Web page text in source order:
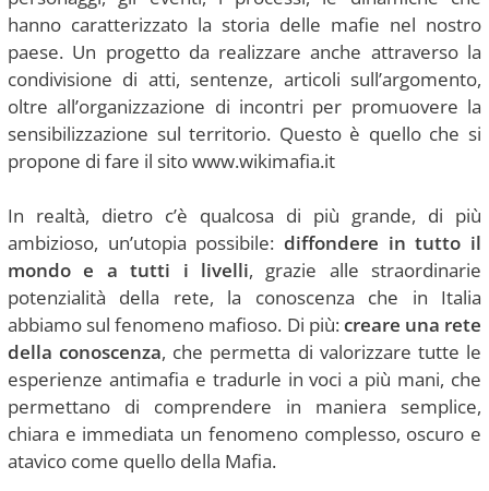
hanno caratterizzato la storia delle mafie nel nostro
paese. Un progetto da realizzare anche attraverso la
condivisione di atti, sentenze, articoli sull’argomento,
oltre all’organizzazione di incontri per promuovere la
sensibilizzazione sul territorio. Questo è quello che si
propone di fare il sito www.wikimafia.it
In realtà, dietro c’è qualcosa di più grande, di più
ambizioso, un’utopia possibile: diffondere in tutto il
mondo e a tutti i livelli, grazie alle straordinarie
potenzialità della rete, la conoscenza che in Italia
abbiamo sul fenomeno mafioso. Di più: creare una rete
della conoscenza, che permetta di valorizzare tutte le
esperienze antimafia e tradurle in voci a più mani, che
permettano di comprendere in maniera semplice,
chiara e immediata un fenomeno complesso, oscuro e
atavico come quello della Mafia.